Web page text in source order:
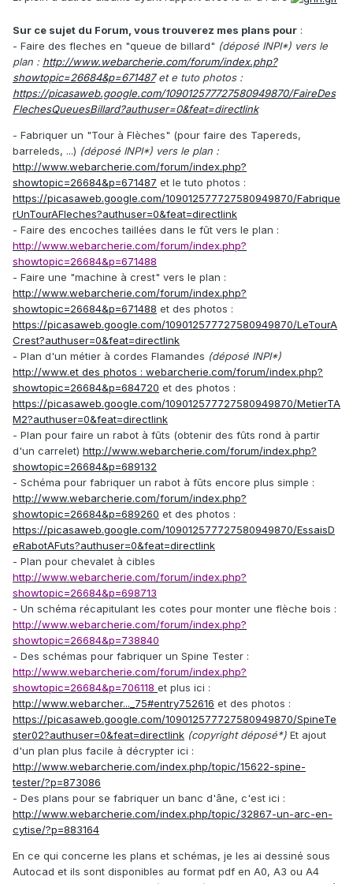
Sur ce sujet du Forum, vous trouverez mes plans pour :
- Faire des fleches en "queue de billard" (déposé INPI*) vers le
plan : http://www.webarcherie.com/forum/index.php?
showtopic=26684&p=671487et e tuto photos :
https://picasaweb.google.com/109012577727580949870/FaireDes
FlechesQueuesBillard?authuser=0&feat=directlink
- Fabriquer un "Tour à Flèches" (pour faire des Tapereds,
barreleds, ...) (déposé INPI*) vers le plan :
http://www.webarcherie.com/forum/index.php?
showtopic=26684&p=671487 et le tuto photos :
https://picasaweb.google.com/109012577727580949870/Fabrique
rUnTourAFleches?authuser=0&feat=directlink
- Faire des encoches taillées dans le fût vers le plan :
http://www.webarcherie.com/forum/index.php?
showtopic=26684&p=671488
- Faire une "machine à crest" vers le plan :
http://www.webarcherie.com/forum/index.php?
showtopic=26684&p=671488 et des photos :
https://picasaweb.google.com/109012577727580949870/LeTourA
Crest?authuser=0&feat=directlink
- Plan d'un métier à cordes Flamandes (déposé INPI*)
http://www.et des photos : webarcherie.com/forum/index.php?
showtopic=26684&p=684720 et des photos :
https://picasaweb.google.com/109012577727580949870/MetierTA
M2?authuser=0&feat=directlink
- Plan pour faire un rabot à fûts (obtenir des fûts rond à partir
d'un carrelet) http://www.webarcherie.com/forum/index.php?
showtopic=26684&p=689132
- Schéma pour fabriquer un rabot à fûts encore plus simple :
http://www.webarcherie.com/forum/index.php?
showtopic=26684&p=689260 et des photos :
https://picasaweb.google.com/109012577727580949870/EssaisD
eRabotAFuts?authuser=0&feat=directlink
- Plan pour chevalet à cibles
http://www.webarcherie.com/forum/index.php?
showtopic=26684&p=698713
- Un schéma récapitulant les cotes pour monter une flèche bois :
http://www.webarcherie.com/forum/index.php?
showtopic=26684&p=738840
- Des schémas pour fabriquer un Spine Tester :
http://www.webarcherie.com/forum/index.php?
showtopic=26684&p=706118 et plus ici :
http://www.webarcher..._75#entry752616 et des photos :
https://picasaweb.google.com/109012577727580949870/SpineTe
ster02?authuser=0&feat=directlink (copyright déposé*) Et ajout
d'un plan plus facile à décrypter ici :
http://www.webarcherie.com/index.php/topic/15622-spine-
tester/?p=873086
- Des plans pour se fabriquer un banc d'âne, c'est ici :
http://www.webarcherie.com/index.php/topic/32867-un-arc-en-
cytise/?p=883164
En ce qui concerne les plans et schémas, je les ai dessiné sous
Autocad et ils sont disponibles au format pdf en A0, A3 ou A4